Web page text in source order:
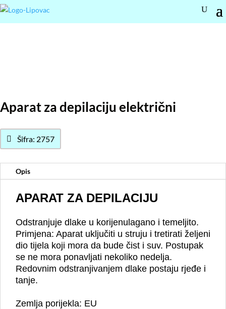
Aparat za depilaciju električni
Šifra: 2757
Opis
APARAT ZA DEPILACIJU
Odstranjuje dlake u korijenulagano i temeljito.
Primjena: Aparat uključiti u struju i tretirati željeni
dio tijela koji mora da bude čist i suv. Postupak
se ne mora ponavljati nekoliko nedelja.
Redovnim odstranjivanjem dlake postaju rjeđe i
tanje.
Zemlja porijekla: EU